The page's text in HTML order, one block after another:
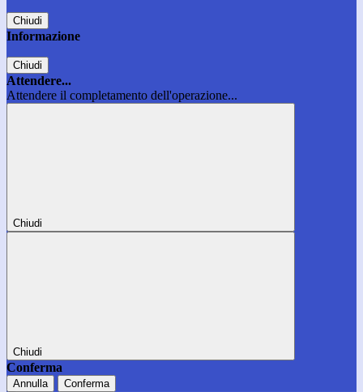
Chiudi
Informazione
Chiudi
Attendere...
Attendere il completamento dell'operazione...
Chiudi
Chiudi
Conferma
Annulla Conferma